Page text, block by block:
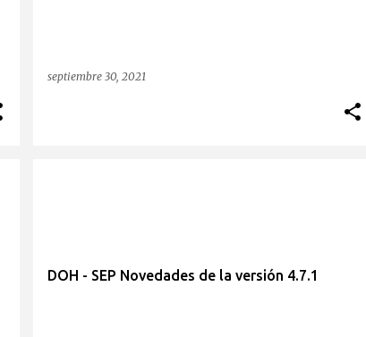
septiembre 30, 2021
DOH - SEP Novedades de la versión 4.7.1